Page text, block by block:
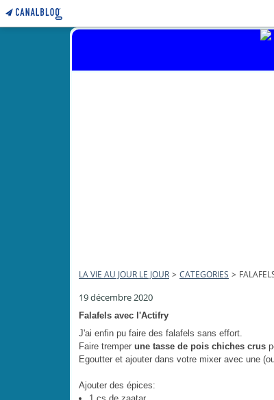
LA VIE AU JOUR LE JOUR > CATEGORIES >
19 décembre 2020
Falafels avec l'Actifry
J'ai enfin pu faire des falafels sans effort.
Faire tremper une tasse de pois chiches crus
Egoutter et ajouter dans votre mixer avec une
Ajouter des épices: